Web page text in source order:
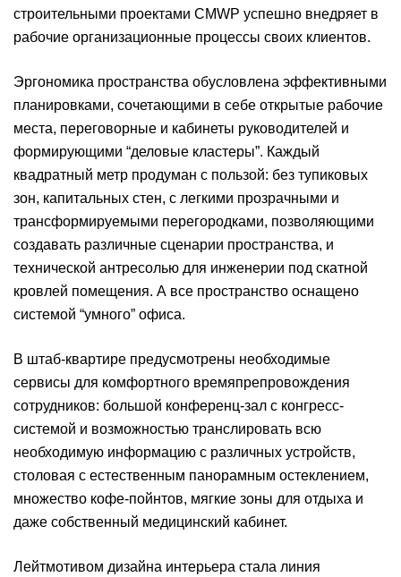
строительными проектами CMWP успешно внедряет в
рабочие организационные процессы своих клиентов.
Эргономика пространства обусловлена эффективными
планировками, сочетающими в себе открытые рабочие
места, переговорные и кабинеты руководителей и
формирующими “деловые кластеры”. Каждый
квадратный метр продуман с пользой: без тупиковых
зон, капитальных стен, с легкими прозрачными и
трансформируемыми перегородками, позволяющими
создавать различные сценарии пространства, и
технической антресолью для инженерии под скатной
кровлей помещения. А все пространство оснащено
системой “умного” офиса.
В штаб-квартире предусмотрены необходимые
сервисы для комфортного времяпрепровождения
сотрудников: большой конференц-зал с конгресс-
системой и возможностью транслировать всю
необходимую информацию с различных устройств,
столовая с естественным панорамным остеклением,
множество кофе-пойнтов, мягкие зоны для отдыха и
даже собственный медицинский кабинет.
Лейтмотивом дизайна интерьера стала линия